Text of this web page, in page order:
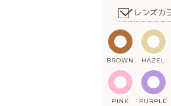
レンズカ
BROWN HAZEL
PINK PURPLE